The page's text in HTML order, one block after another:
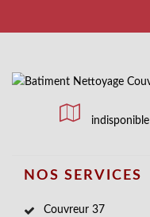
indisponible
NOS SERVICES
Couvreur 37